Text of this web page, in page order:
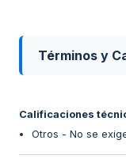
Términos y
Calificaciones
Otros - No se